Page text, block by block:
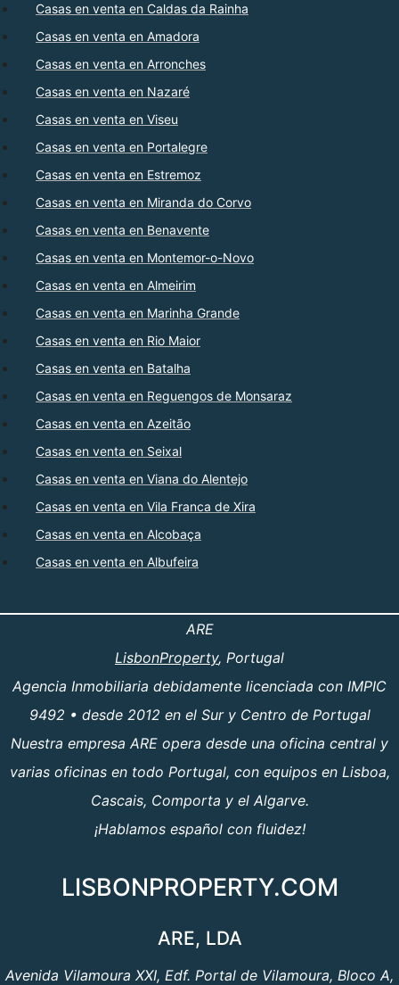
Casas en venta en Caldas da Rainha
Casas en venta en Amadora
Casas en venta en Arronches
Casas en venta en Nazaré
Casas en venta en Viseu
Casas en venta en Portalegre
Casas en venta en Estremoz
Casas en venta en Miranda do Corvo
Casas en venta en Benavente
Casas en venta en Montemor-o-Novo
Casas en venta en Almeirim
Casas en venta en Marinha Grande
Casas en venta en Rio Maior
Casas en venta en Batalha
Casas en venta en Reguengos de Monsaraz
Casas en venta en Azeitão
Casas en venta en Seixal
Casas en venta en Viana do Alentejo
Casas en venta en Vila Franca de Xira
Casas en venta en Alcobaça
Casas en venta en Albufeira
ARE
LisbonProperty, Portugal
Agencia Inmobiliaria debidamente licenciada con IMPIC
9492 • desde 2012 en el Sur y Centro de Portugal
Nuestra empresa ARE opera desde una oficina central y
varias oficinas en todo Portugal, con equipos en Lisboa,
Cascais, Comporta y el Algarve.
¡Hablamos español con fluidez!
LISBONPROPERTY.COM
ARE, LDA
Avenida Vilamoura XXI, Edf. Portal de Vilamoura, Bloco A,